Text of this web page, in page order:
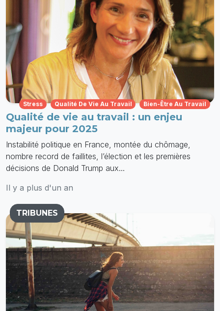
Stress Qualité De Vie Au Travail Bien-Être Au Travail
Qualité de vie au travail : un enjeu
majeur pour 2025
Instabilité politique en France, montée du chômage,
nombre record de faillites, l’élection et les premières
décisions de Donald Trump aux...
Il y a plus d'un an
TRIBUNES